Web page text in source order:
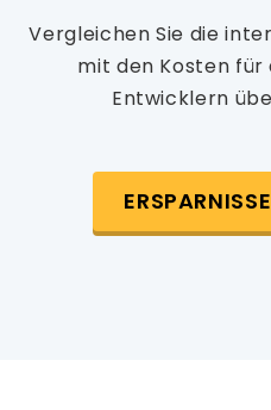
Vergleichen Sie die
mit den Kosten für
Entwicklern